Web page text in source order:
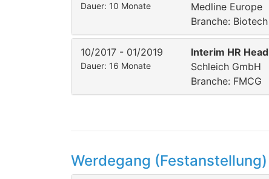
Dauer: 10 Monate
Medline Europe
Branche: Biotech
10/2017 - 01/2019
Dauer: 16 Monate
Interim HR Head
Schleich GmbH
Branche: FMCG
Werdegang (Festanstellung)